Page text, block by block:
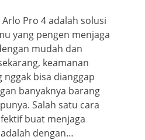
Pro 4 adalah solusi
yang pengen menjaga
mudah dan
keamanan
bisa dianggap
banyaknya barang
Salah satu cara
buat menjaga
dengan…